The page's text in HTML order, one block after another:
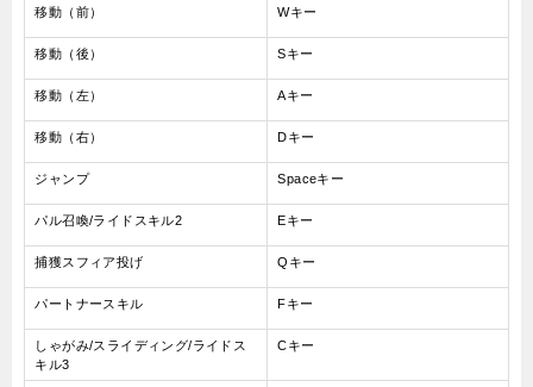
移動（前） Wキー
移動（後） Sキー
移動（左） Aキー
移動（右） Dキー
ジャンプ Spaceキー
パル召喚/ライドスキル2 Eキー
捕獲スフィア投げ Qキー
パートナースキル Fキー
しゃがみ/スライディング/ライドス
キル3
Cキー